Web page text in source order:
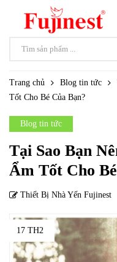
Trang chủ Blog tin tức
Tốt Cho Bé Của Bạn?
Blog tin tức
Tại Sao Bạn
Ẩm Tốt Cho
Thiết Bị Nhà Yến Fujinest
17 TH2